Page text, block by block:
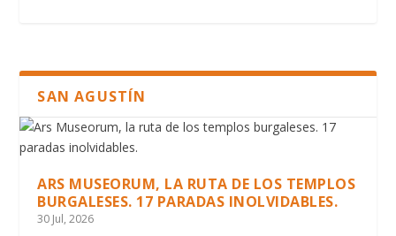
SAN AGUSTÍN
ARS MUSEORUM, LA RUTA DE LOS TEMPLOS
BURGALESES. 17 PARADAS INOLVIDABLES.
30 Jul, 2026